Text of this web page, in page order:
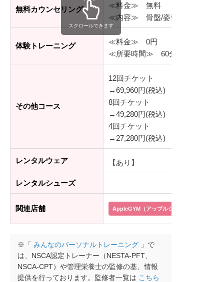
無料カウンセリング
≪料金≫ 無料
≪内容≫ 骨盤/姿勢チェック、見
体験トレーニング
≪料金≫ 0円
≪所要時間≫ 60分程度（カウン
その他コース
12回チケット
→69,960円(税込)
8回チケット
→49,280円(税込)
4回チケット
→27,280円(税込)
レンタルウェア 【あり】
レンタルシューズ
関連店舗 AppleGYM（アップルジム）イオン茅ヶ崎中
スクロールできます
※「 みんなのパーソナルトレーニング 」で
は、NSCA認定トレーナー（NESTA-PFT、
NSCA-CPT）や管理栄養士の監修の基、情報
提供を行っております。監修者一覧は こちら